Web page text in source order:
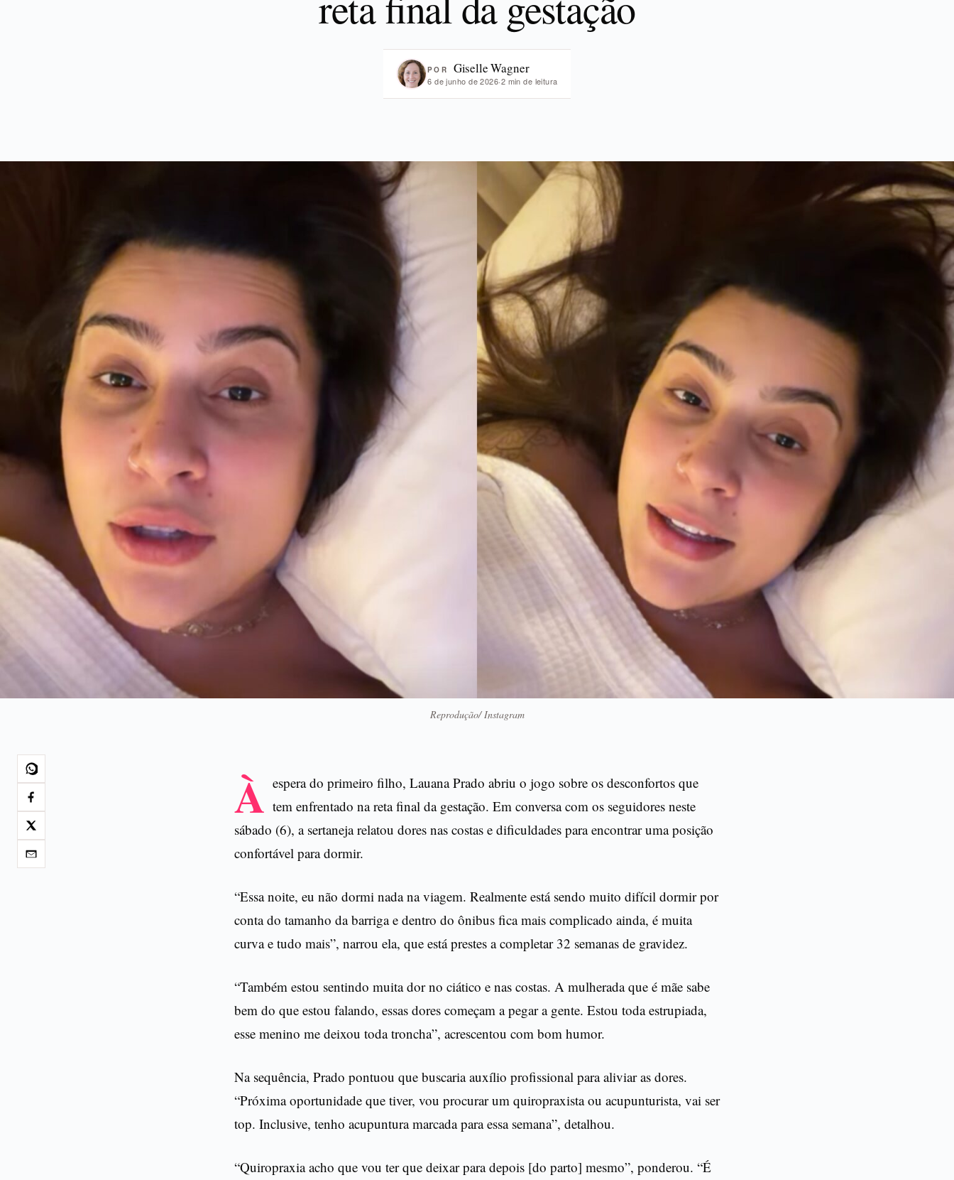
POR Giselle Wagner
6 de junho de 2026·2 min de leitura
Reprodução/ Instagram
À espera do primeiro filho, Lauana Prado abriu o jogo sobre os desconfortos que
tem enfrentado na reta final da gestação. Em conversa com os seguidores neste
sábado (6), a sertaneja relatou dores nas costas e dificuldades para encontrar uma posição
confortável para dormir.
“Essa noite, eu não dormi nada na viagem. Realmente está sendo muito difícil dormir por
conta do tamanho da barriga e dentro do ônibus fica mais complicado ainda, é muita
curva e tudo mais”, narrou ela, que está prestes a completar 32 semanas de gravidez.
“Também estou sentindo muita dor no ciático e nas costas. A mulherada que é mãe sabe
bem do que estou falando, essas dores começam a pegar a gente. Estou toda estrupiada,
esse menino me deixou toda troncha”, acrescentou com bom humor.
Na sequência, Prado pontuou que buscaria auxílio profissional para aliviar as dores.
“Próxima oportunidade que tiver, vou procurar um quiropraxista ou acupunturista, vai ser
top. Inclusive, tenho acupuntura marcada para essa semana”, detalhou.
“Quiropraxia acho que vou ter que deixar para depois [do parto] mesmo”, ponderou. “É